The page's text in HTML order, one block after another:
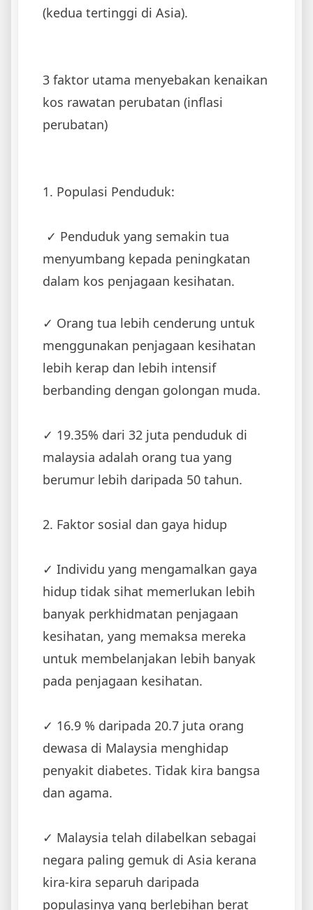
(kedua tertinggi di Asia).
3 faktor utama menyebakan kenaikan
kos rawatan perubatan (inflasi
perubatan)
1. ‌Populasi Penduduk:
‌ ✓ Penduduk yang semakin tua
menyumbang kepada peningkatan
dalam kos penjagaan kesihatan.
✓ ‌Orang tua lebih cenderung untuk
menggunakan penjagaan kesihatan
lebih kerap dan lebih intensif
berbanding dengan golongan muda.
✓ 19.35% dari 32 juta penduduk di
malaysia adalah orang tua yang
berumur lebih daripada 50 tahun.
2. ‌Faktor sosial dan gaya hidup
✓ ‌Individu yang mengamalkan gaya
hidup tidak sihat memerlukan lebih
banyak perkhidmatan penjagaan
kesihatan, yang memaksa mereka
untuk membelanjakan lebih banyak
pada penjagaan kesihatan.
✓ ‌16.9 % daripada 20.7 juta orang
dewasa di Malaysia menghidap
penyakit diabetes. Tidak kira bangsa
dan agama.
✓ ‌Malaysia telah dilabelkan sebagai
negara paling gemuk di Asia kerana
kira-kira separuh daripada
populasinya yang berlebihan berat